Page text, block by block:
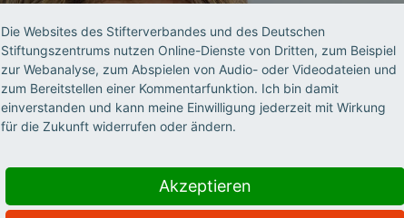
Die Websites des Stifterverbandes und des Deutschen
Stiftungszentrums nutzen Online-Dienste von Dritten, zum Beispiel
zur Webanalyse, zum Abspielen von Audio- oder Videodateien und
zum Bereitstellen einer Kommentarfunktion. Ich bin damit
einverstanden und kann meine Einwilligung jederzeit mit Wirkung
für die Zukunft widerrufen oder ändern.
Akzeptieren